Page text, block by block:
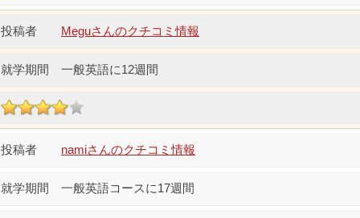
Meguさんのクチコミ情報
一般英語に12週間
namiさんのクチコミ情報
一般英語コースに17週間